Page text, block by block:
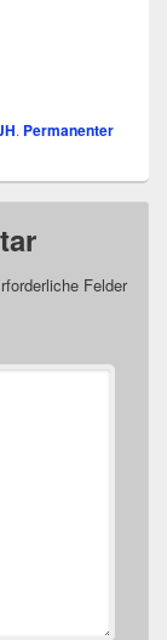
. Permanenter
Felder